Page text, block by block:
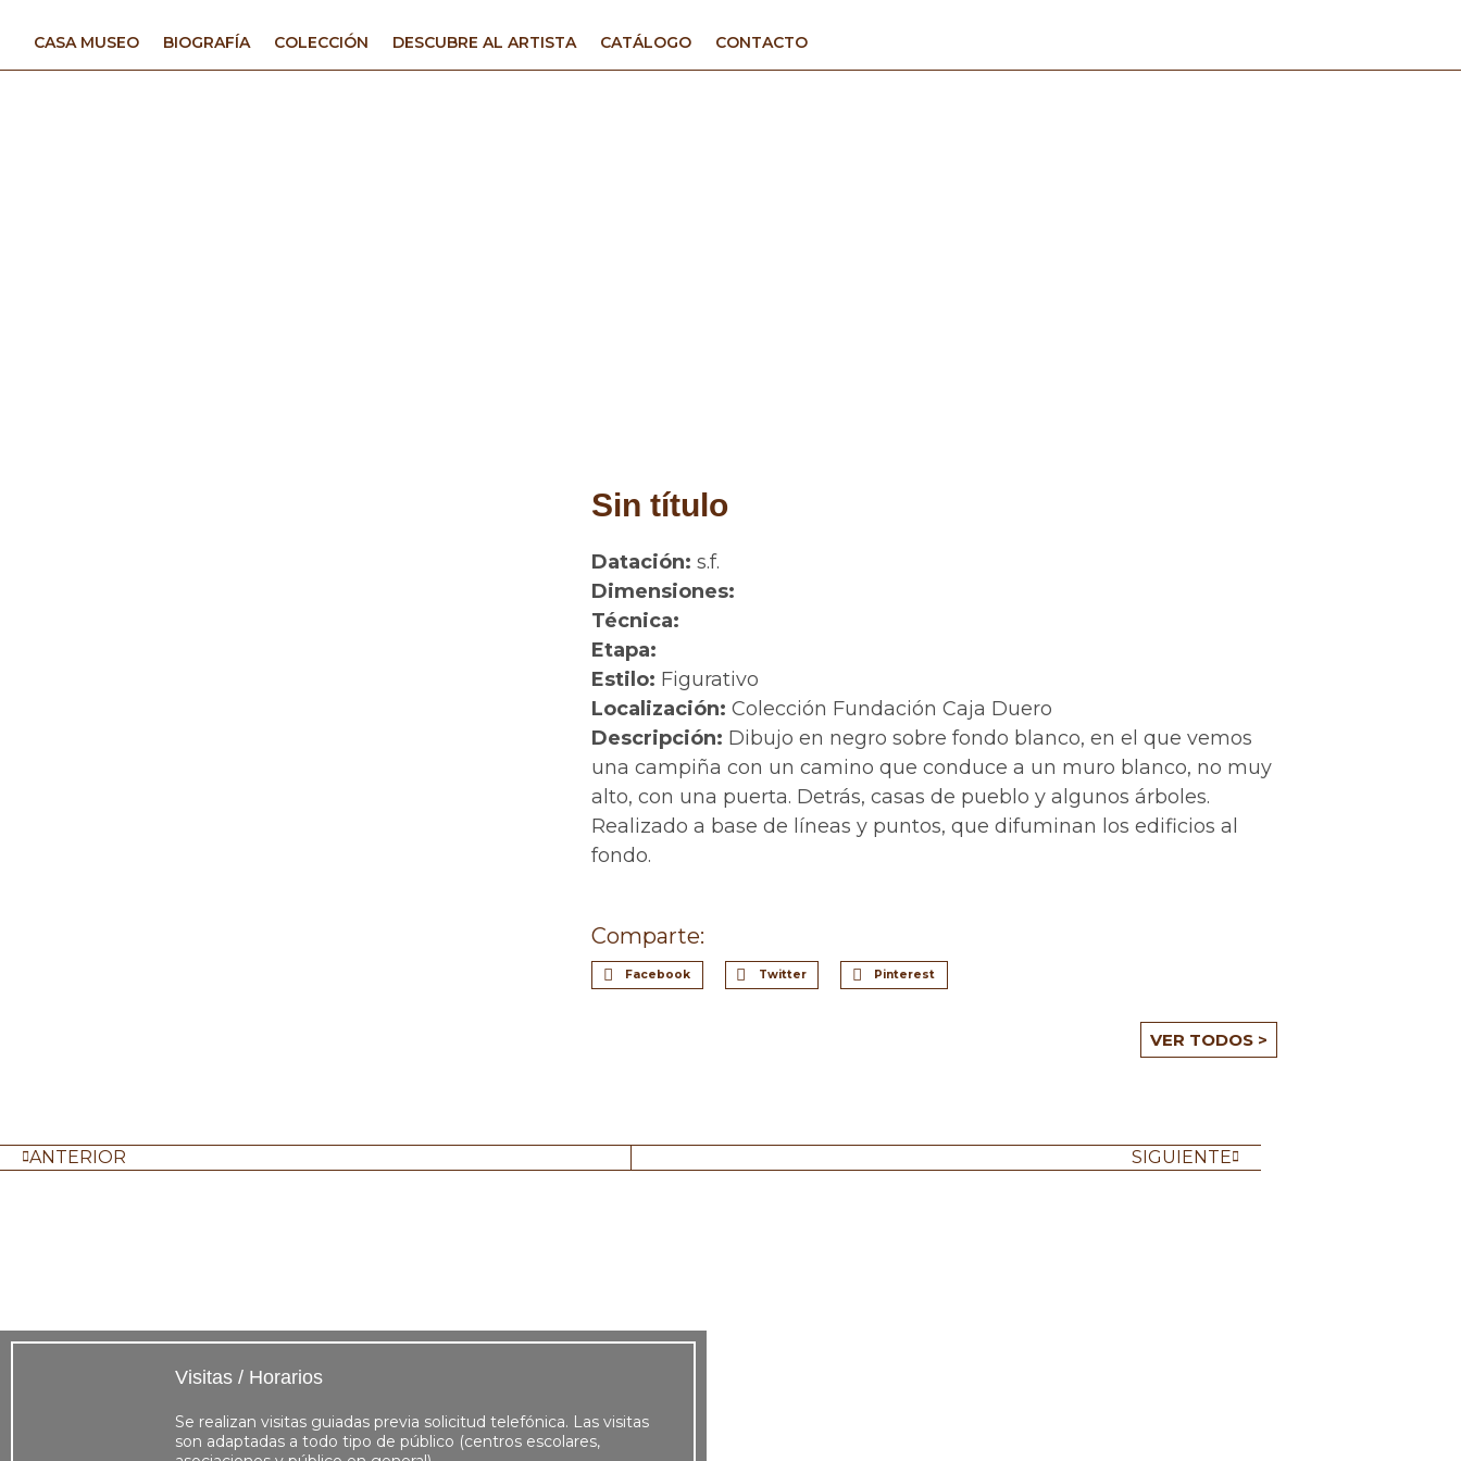
CASA MUSEO BIOGRAFÍA COLECCIÓN DESCUBRE AL ARTISTA CATÁLOGO CONTACTO
Sin título
Datación: s.f.
Dimensiones:
Técnica:
Etapa:
Estilo: Figurativo
Localización: Colección Fundación Caja Duero
Descripción: Dibujo en negro sobre fondo blanco, en el que vemos
una campiña con un camino que conduce a un muro blanco, no muy
alto, con una puerta. Detrás, casas de pueblo y algunos árboles.
Realizado a base de líneas y puntos, que difuminan los edificios al
fondo.
Comparte:
Facebook Twitter Pinterest
VER TODOS >
ANTERIOR SIGUIENTE
Visitas / Horarios
Se realizan visitas guiadas previa solicitud telefónica. Las visitas
son adaptadas a todo tipo de público (centros escolares,